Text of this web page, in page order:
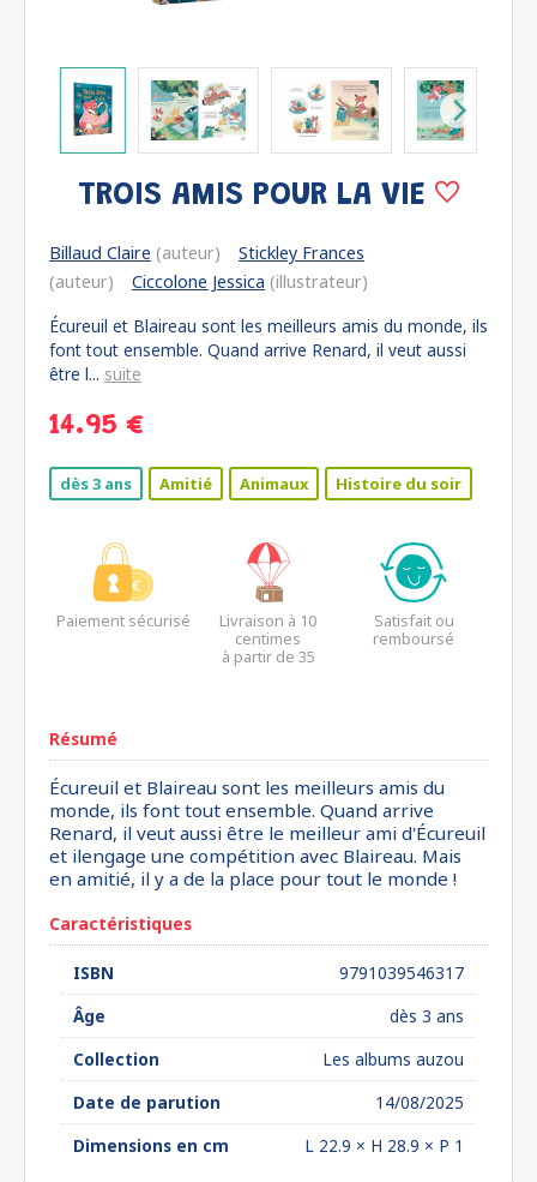
TROIS AMIS POUR LA VIE
Billaud Claire (auteur)
Stickley Frances
(auteur)
Ciccolone Jessica (illustrateur)
Écureuil et Blaireau sont les meilleurs amis du monde, ils
font tout ensemble. Quand arrive Renard, il veut aussi
être l... suite
14.95 €
dès 3 ans Amitié Animaux Histoire du soir
Paiement sécurisé
Livraison à 10
centimes
à partir de 35
Satisfait ou
remboursé
Résumé
Écureuil et Blaireau sont les meilleurs amis du
monde, ils font tout ensemble. Quand arrive
Renard, il veut aussi être le meilleur ami d'Écureuil
et ilengage une compétition avec Blaireau. Mais
en amitié, il y a de la place pour tout le monde !
Caractéristiques
ISBN
9791039546317
Âge
dès 3 ans
Collection
Les albums auzou
Date de parution
14/08/2025
Dimensions en cm
L 22.9 × H 28.9 × P 1